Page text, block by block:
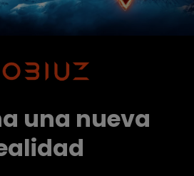
una nueva